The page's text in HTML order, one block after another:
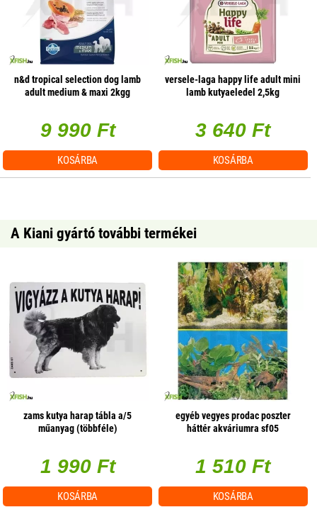
n&d tropical selection dog lamb
adult medium & maxi 2kgg
9 990 Ft
KOSÁRBA
versele-laga happy life adult mini
lamb kutyaeledel 2,5kg
3 640 Ft
KOSÁRBA
A Kiani gyártó további termékei
zams kutya harap tábla a/5
műanyag (többféle)
1 990 Ft
KOSÁRBA
egyéb vegyes prodac poszter
háttér akváriumra sf05
1 510 Ft
KOSÁRBA